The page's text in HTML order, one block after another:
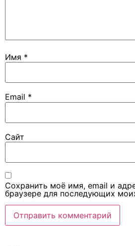
Имя *
Email *
Сайт
Сохранить моё имя, email и
браузере для последующих